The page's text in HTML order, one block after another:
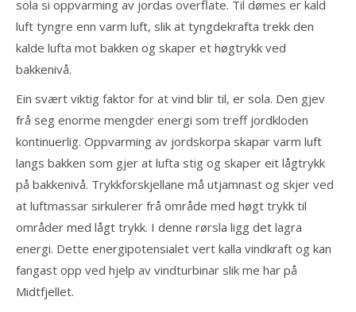
sola si oppvarming av jordas overflate. Til dømes er kald
luft tyngre enn varm luft, slik at tyngdekrafta trekk den
kalde lufta mot bakken og skaper et høgtrykk ved
bakkenivå.
Ein svært viktig faktor for at vind blir til, er sola. Den gjev
frå seg enorme mengder energi som treff jordkloden
kontinuerlig. Oppvarming av jordskorpa skapar varm luft
langs bakken som gjer at lufta stig og skaper eit lågtrykk
på bakkenivå. Trykkforskjellane må utjamnast og skjer ved
at luftmassar sirkulerer frå område med høgt trykk til
områder med lågt trykk. I denne rørsla ligg det lagra
energi. Dette energipotensialet vert kalla vindkraft og kan
fangast opp ved hjelp av vindturbinar slik me har på
Midtfjellet.